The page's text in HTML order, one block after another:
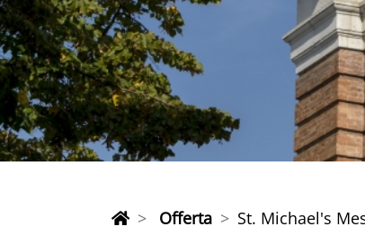
Offerta St. Michael's